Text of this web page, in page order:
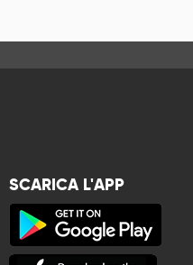
SCARICA L'APP